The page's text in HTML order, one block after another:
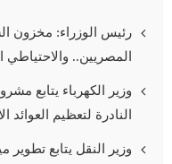
رئيس الوزراء: مخزون
المصريين.. والاحتياطي النقدي
وزير الكهرباء يتابع
النادرة لتعظيم العوائد
وزير النقل يتابع